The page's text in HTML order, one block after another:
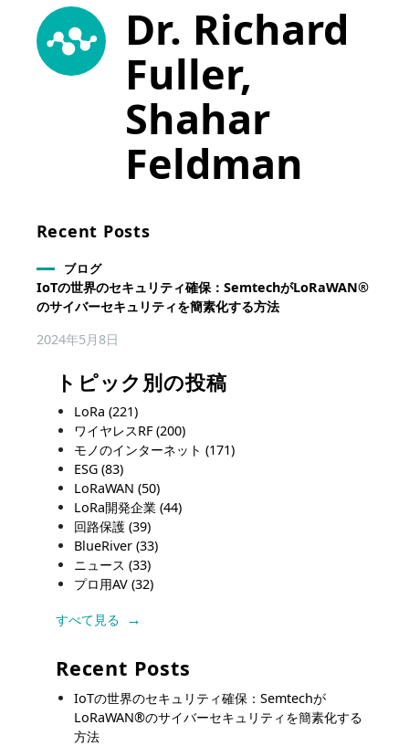
Dr. Richard
Fuller,
Shahar
Feldman
Recent Posts
ブログ
IoTの世界のセキュリティ確保：SemtechがLoRaWAN®
のサイバーセキュリティを簡素化する方法
2024年5月8日
トピック別の投稿
LoRa(221)
ワイヤレスRF(200)
モノのインターネット(171)
ESG(83)
LoRaWAN(50)
LoRa開発企業(44)
回路保護(39)
BlueRiver(33)
ニュース(33)
プロ用AV(32)
すべて見る
Recent Posts
IoTの世界のセキュリティ確保：Semtechが
LoRaWAN®のサイバーセキュリティを簡素化する
方法